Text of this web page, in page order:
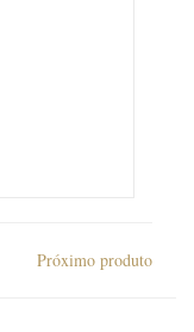
Próximo produto